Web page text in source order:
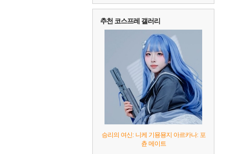
추천 코스프레 갤러리
승리의 여신: 니케 기묭묭지 아르카나: 포
츈 메이트